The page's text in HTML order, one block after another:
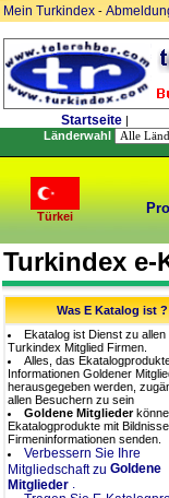
Mein Turkindex -
Startseite |
Länderwahl
Türkei
Turkindex e-
Was E Katalog ist ?
Ekatalog ist Dienst zu allen
Turkindex Mitglied Firmen.
Alles, das
Informationen Goldener
herausgegeben werden,
allen Besuchern zu sein
Goldene Mitglieder
Ekatalogprodukte mit
Firmeninformationen senden.
Verbessern Sie Ihre
Mitgliedschaft zu Goldene
Mitglieder .